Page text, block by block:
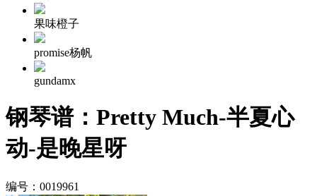
果味橙子
promise杨帆
gundamx
钢琴谱：Pretty Much-半夏心
动-是晚星呀
编号：0019961